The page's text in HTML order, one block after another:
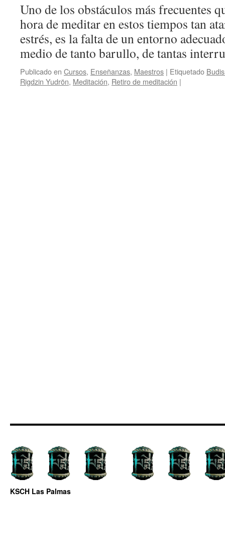
Uno de los obstáculos más frecuentes
hora de meditar en estos tiempos tan
estrés, es la falta de un entorno
medio de tanto barullo, de tantas
Publicado en Cursos, Enseñanzas, Maestros | Etiquetado
Rigdzin Yudrön, Meditación, Retiro de meditación |
KSCH Las Palmas